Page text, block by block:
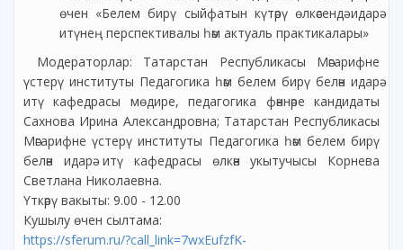
өчен «Белем бирү сыйфатын күтәрү өлкәсендә идарә
итүнең перспективалы һәм актуаль практикалары»
Модераторлар: Татарстан Республикасы Мәгарифне
үстерү институты Педагогика һәм белем бирү белән идарә
итү кафедрасы мөдире, педагогика фәннәре кандидаты
Сахнова Ирина Александровна; Татарстан Республикасы
Мәгарифне үстерү институты Педагогика һәм белем бирү
белән идарә итү кафедрасы өлкән укытучысы Корнева
Светлана Николаевна.
Үткәрү вакыты: 9.00 - 12.00
Кушылу өчен сылтама:
https://sferum.ru/?call_link=7wxEufzfK-